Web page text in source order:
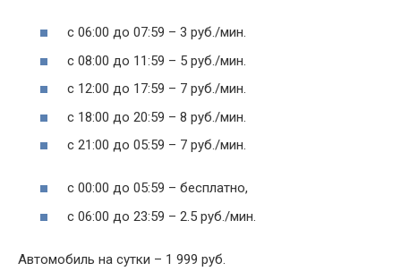
с 06:00 до 07:59 – 3 руб./мин.
с 08:00 до 11:59 – 5 руб./мин.
с 12:00 до 17:59 – 7 руб./мин.
с 18:00 до 20:59 – 8 руб./мин.
с 21:00 до 05:59 – 7 руб./мин.
с 00:00 до 05:59 – бесплатно,
с 06:00 до 23:59 – 2.5 руб./мин.
Автомобиль на сутки – 1 999 руб.